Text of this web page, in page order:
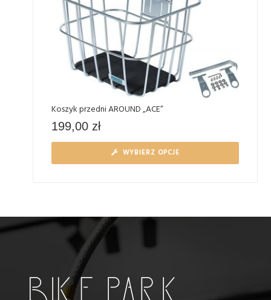
Koszyk przedni AROUND „ACE”
199,00 zł
WYBIERZ OPCJE